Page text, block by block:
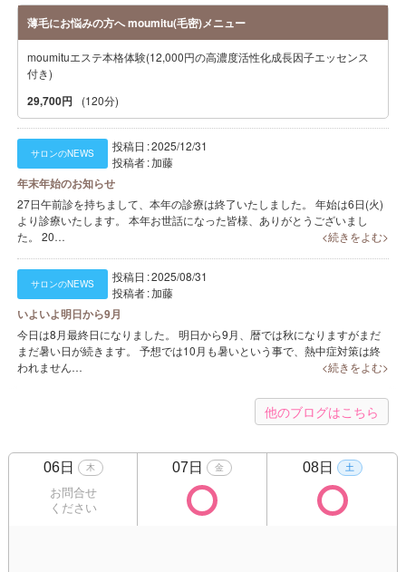
薄毛にお悩みの方へ moumitu(毛密)メニュー
moumituエステ本格体験(12,000円の高濃度活性化成長因子エッセンス
付き)
29,700円 (120分)
サロンのNEWS
投稿日 2025/12/31
投稿者 加藤
年末年始のお知らせ
27日午前診を持ちまして、本年の診療は終了いたしました。 年始は6日(火)
より診療いたします。 本年お世話になった皆様、ありがとうございまし
た。 20…
<続きをよむ>
サロンのNEWS
投稿日 2025/08/31
投稿者 加藤
いよいよ明日から9月
今日は8月最終日になりました。 明日から9月、暦では秋になりますがまだ
まだ暑い日が続きます。 予想では10月も暑いという事で、熱中症対策は終
われません…
<続きをよむ>
他のブログはこちら